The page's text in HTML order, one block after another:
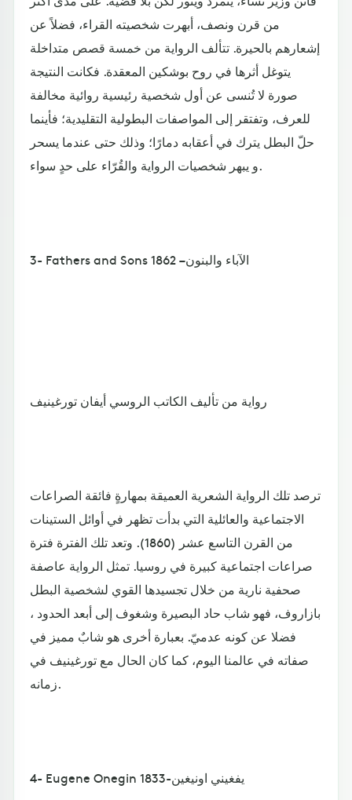
من قرن ونصف، أبهرت شخصيته القراء، فضلاً عن
إشعارهم بالحيرة. تتألف الرواية من خمسة قصص متداخلة
يتوغل أثرها في روح بوشكين المعقدة. فكانت النتيجة
صورة لا تُنسى عن أول شخصية رئيسية روائية مخالفة
للعرف، وتفتقر إلى المواصفات البطولية التقليدية؛ فأينما
حلّ البطل يترك في أعقابه دمارًا؛ وذلك حتى عندما يسحر
و يبهر شخصيات الرواية والقُرّاء على حدٍ سواء.
3- Fathers and Sons الآباء والبنون – 1862
رواية من تأليف الكاتب الروسي أيفان تورغينيف
ترصد تلك الرواية الشعرية العميقة بمهارةٍ فائقة الصراعات
الاجتماعية والعائلية التي بدأت تظهر في أوائل الستينات
من القرن التاسع عشر (1860). وتعد تلك الفترة فترة
صراعات اجتماعية كبيرة في روسيا. تمثل الرواية عاصفة
صحفية نارية من خلال تجسيدها القوي لشخصية البطل
بازاروف، فهو شاب حاد البصيرة وشغوف إلى أبعد الحدود ،
فضلا عن كونه عدميّ. بعبارة أخرى هو شابٌ مميز في
صفاته في عالمنا اليوم، كما كان الحال مع تورغينيف في
زمانه.
4- Eugene Onegin يفغيني اونيغين-1833